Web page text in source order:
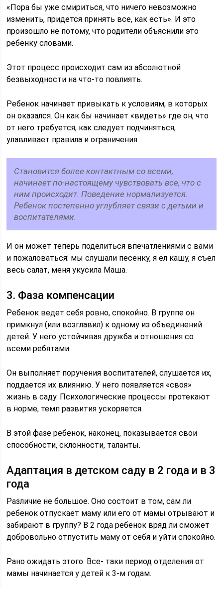
«Пора бы уже смириться, что ничего невозможно
изменить, придется принять все, как есть». И это
произошло не потому, что родители объяснили это
ребенку словами.
Этот процесс происходит сам из абсолютной
безвыходности на что-то повлиять.
Ребенок начинает привыкать к условиям, в которых
он оказался. Он как бы начинает «видеть» где он, что
от него требуется, как следует подчиняться,
улавливает правила и ограничения.
Становится более контактным со всеми,
начинает по-настоящему чувствовать все, что с
ним происходит. Поведение нормализуется.
Ребенок постепенно углубляет связи с детьми и
воспитателями.
И он может теперь поделиться впечатлениями с вами
и пожаловаться: мы слушали песенку, я ел кашу, я съел
весь салат, меня укусила Маша.
3. Фаза компенсации
Ребенок ведет себя ровно, спокойно. В группе он
примкнул (или возглавил) к одному из объединений
детей. У него устойчивая дружба и отношения со
всеми ребятами.
Он выполняет поручения воспитателей, слушается их,
поддается их влиянию. У него появляется «своя»
жизнь в саду. Психологические процессы протекают
в норме, темп развития ускоряется.
В этой фазе ребенок, наконец, показывается свои
способности, склонности, таланты.
Адаптация в детском саду в 2 года и в 3
года
Различие не большое. Оно состоит в том, сам ли
ребенок отпускает маму или его от мамы отрывают и
забирают в группу? В 2 года ребенок вряд ли сможет
добровольно отпустить маму от себя и уйти спокойно.
Рано ожидать этого. Все- таки период отделения от
мамы начинается у детей к 3-м годам.